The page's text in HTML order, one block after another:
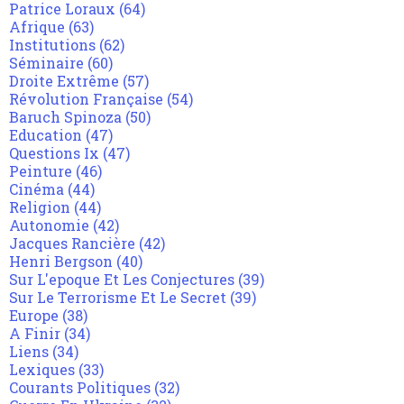
Patrice Loraux (64)
Afrique (63)
Institutions (62)
Séminaire (60)
Droite Extrême (57)
Révolution Française (54)
Baruch Spinoza (50)
Education (47)
Questions Ix (47)
Peinture (46)
Cinéma (44)
Religion (44)
Autonomie (42)
Jacques Rancière (42)
Henri Bergson (40)
Sur L'epoque Et Les Conjectures (39)
Sur Le Terrorisme Et Le Secret (39)
Europe (38)
A Finir (34)
Liens (34)
Lexiques (33)
Courants Politiques (32)